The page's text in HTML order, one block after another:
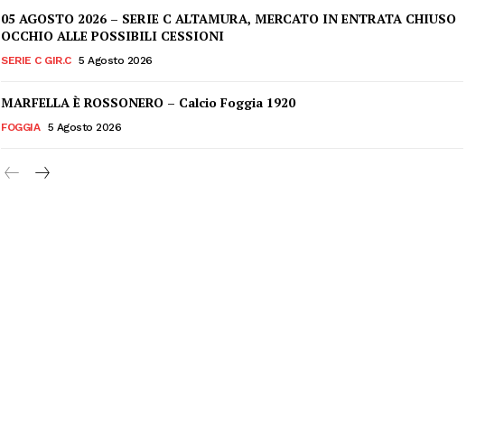
05 AGOSTO 2026 – SERIE C ALTAMURA, MERCATO IN ENTRATA CHIUSO
OCCHIO ALLE POSSIBILI CESSIONI
SERIE C GIR.C 5 Agosto 2026
MARFELLA È ROSSONERO – Calcio Foggia 1920
FOGGIA 5 Agosto 2026